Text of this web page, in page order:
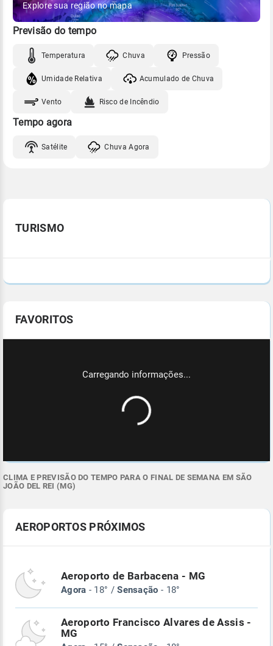
Explore sua região no mapa
Previsão do tempo
Temperatura Chuva Pressão
Umidade Relativa Acumulado de Chuva
Vento Risco de Incêndio
Tempo agora
Satélite Chuva Agora
TURISMO
FAVORITOS
CLIMA E PREVISÃO DO TEMPO PARA O FINAL DE SEMANA EM SÃO
JOÃO DEL REI (MG)
AEROPORTOS PRÓXIMOS
Aeroporto de Barbacena - MG
Agora - 18° /Sensação - 18°
Aeroporto Francisco Alvares de Assis -
MG